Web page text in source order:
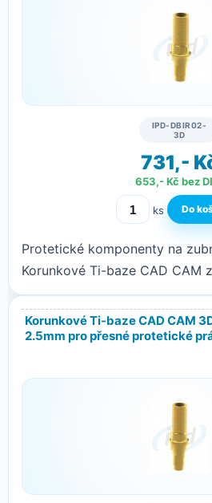
IPD-DBIR02-
3D
731,-
653,- Kč bez
ks
Protetické komponenty na
Korunkové Ti-baze CAD CAM
Korunkové Ti-baze CAD CAM
2.5mm pro přesné protetické